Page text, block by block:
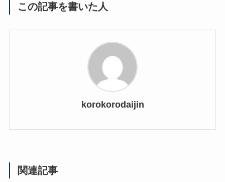
この記事を書いた人
korokorodaijin
関連記事